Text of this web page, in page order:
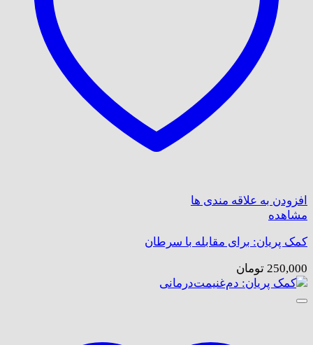
افزودن به علاقه مندی ها
مشاهده
کمک پریان: برای مقابله با سرطان
250,000 تومان